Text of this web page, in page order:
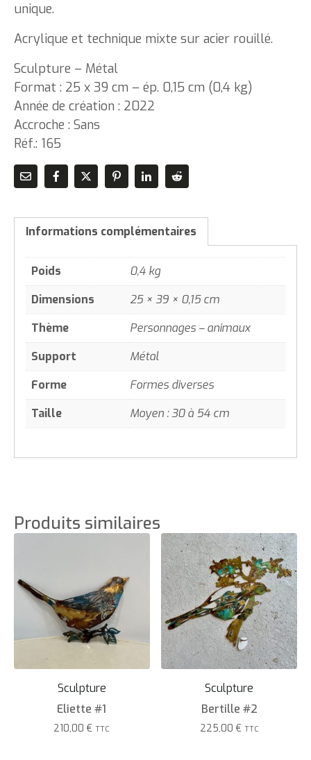
unique.
Acrylique et technique mixte sur acier rouillé.
Sculpture – Métal
Format : 25 x 39 cm – ép. 0,15 cm (0,4 kg)
Année de création : 2022
Accroche : Sans
Réf.: 165
Informations complémentaires
Poids
0,4 kg
Dimensions
25 × 39 × 0,15 cm
Thème
Personnages – animaux
Support
Métal
Forme
Formes diverses
Taille
Moyen : 30 à 54 cm
Produits similaires
Sculpture
Eliette #1
210,00€ TTC
Sculpture
Bertille #2
225,00 € TTC